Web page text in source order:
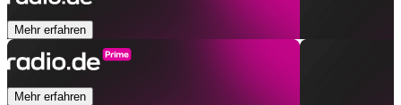
Mehr erfahren
Mehr erfahren